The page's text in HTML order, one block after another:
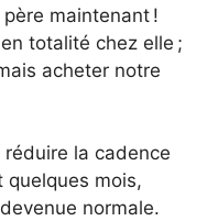
maintenant !
totalité chez elle ;
acheter notre
la cadence
quelques mois,
normale.